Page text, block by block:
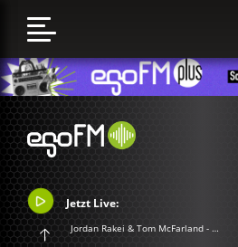
Jetzt Live:
Jordan Rakei & Tom McFarland - Easy To Love